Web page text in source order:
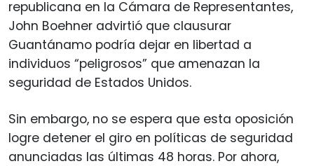
republicana en la Cámara de Representantes,
John Boehner advirtió que clausurar
Guantánamo podría dejar en libertad a
individuos “peligrosos” que amenazan la
seguridad de Estados Unidos.
Sin embargo, no se espera que esta oposición
logre detener el giro en políticas de seguridad
anunciadas las últimas 48 horas. Por ahora,